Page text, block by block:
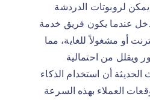
يمكن لروبوتات الدردشة
عندما يكون فريق خدمة
أو مشغولاً للغاية، مما
ويقلل من احتمالية
الحديثة أن استخدام الذكاء
العملاء بهذه السرعة